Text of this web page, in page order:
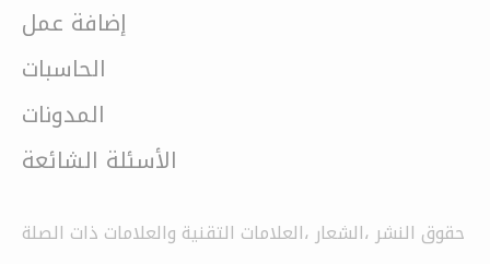
إضافة عمل
الحاسبات
المدونات
الأسئلة الشائعة
حقوق النشر ،الشعار ،العلامات التقنية والعلامات ذات الصلة